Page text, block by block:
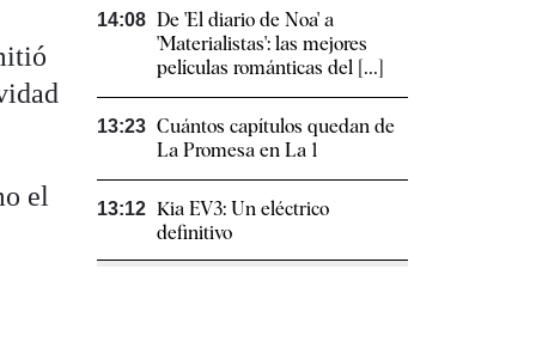
el
14:08 De 'El diario de Noa' a
'Materialistas': las mejores
películas románticas del [...]
13:23 Cuántos capítulos quedan de
La Promesa en La 1
13:12 Kia EV3: Un eléctrico
definitivo